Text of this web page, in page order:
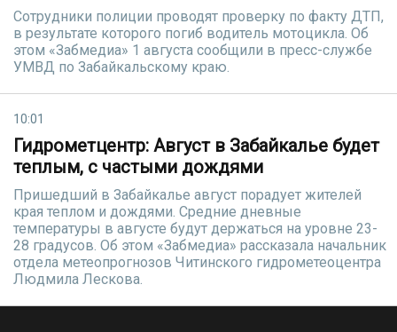
Сотрудники полиции проводят проверку по факту ДТП,
в результате которого погиб водитель мотоцикла. Об
этом «Забмедиа» 1 августа сообщили в пресс-службе
УМВД по Забайкальскому краю.
10:01
Гидрометцентр: Август в Забайкалье будет
теплым, с частыми дождями
Пришедший в Забайкалье август порадует жителей
края теплом и дождями. Средние дневные
температуры в августе будут держаться на уровне 23-
28 градусов. Об этом «Забмедиа» рассказала начальник
отдела метеопрогнозов Читинского гидрометеоцентра
Людмила Лескова.